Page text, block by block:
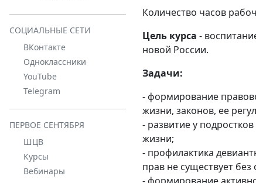
СОЦИАЛЬНЫЕ СЕТИ
ВКонтакте
Одноклассники
YouTube
Telegram
ПЕРВОЕ СЕНТЯБРЯ
ШЦВ
Курсы
Вебинары
Количество часов
Цель курса -
новой России.
Задачи:
- формирование
жизни, законов, ее
- развитие у
жизни;
- профилактика
прав не существует без